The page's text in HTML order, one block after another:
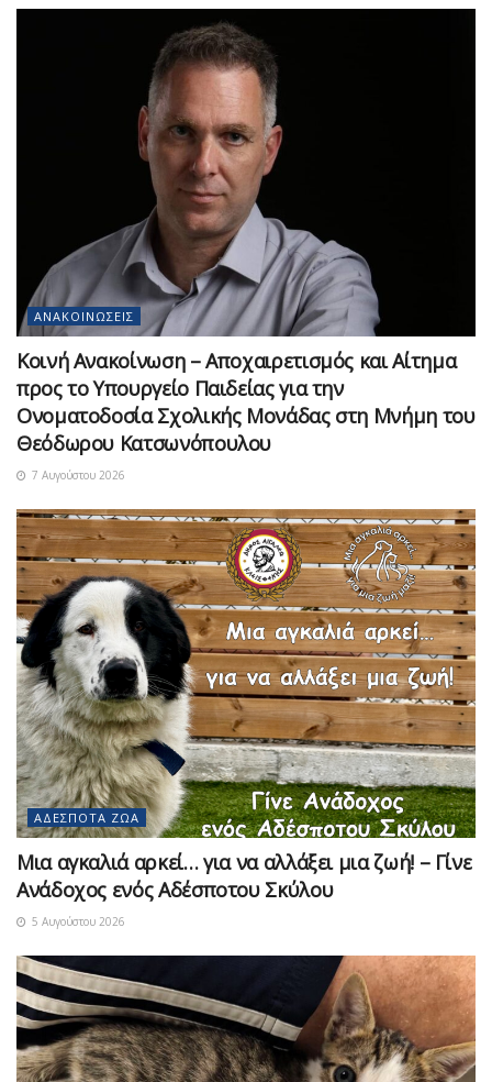
ΑΝΑΚΟΙΝΏΣΕΙΣ
Κοινή Ανακοίνωση – Αποχαιρετισμός και Αίτημα
προς το Υπουργείο Παιδείας για την
Ονοματοδοσία Σχολικής Μονάδας στη Μνήμη του
Θεόδωρου Κατσωνόπουλου
7 Αυγούστου 2026
ΑΔΈΣΠΟΤΑ ΖΏΑ
Μια αγκαλιά αρκεί… για να αλλάξει μια ζωή! – Γίνε
Ανάδοχος ενός Αδέσποτου Σκύλου
5 Αυγούστου 2026